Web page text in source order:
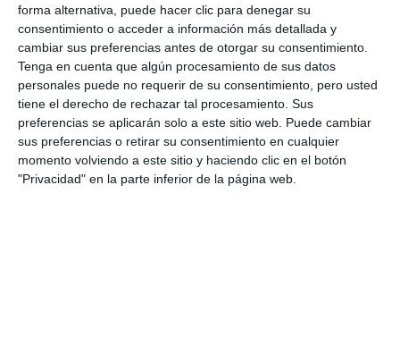
forma alternativa, puede hacer clic para denegar su
consentimiento o acceder a información más detallada y
cambiar sus preferencias antes de otorgar su consentimiento.
Tenga en cuenta que algún procesamiento de sus datos
personales puede no requerir de su consentimiento, pero usted
tiene el derecho de rechazar tal procesamiento. Sus
preferencias se aplicarán solo a este sitio web. Puede cambiar
sus preferencias o retirar su consentimiento en cualquier
momento volviendo a este sitio y haciendo clic en el botón
"Privacidad" en la parte inferior de la página web.